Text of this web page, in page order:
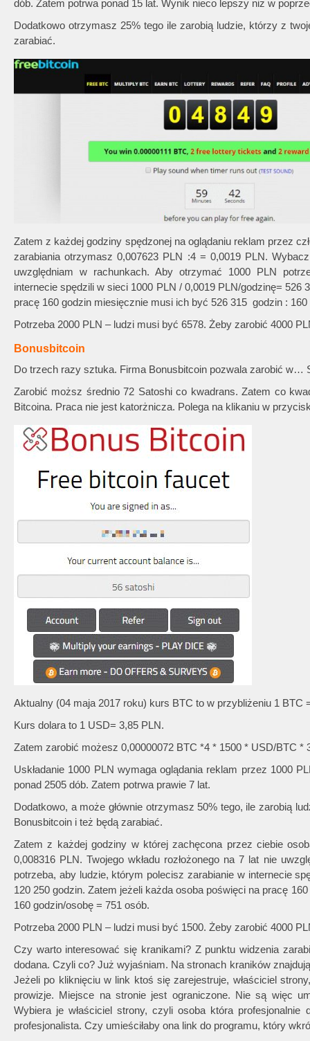
dób. Zatem potrwa ponad 15 lat. Wynik nieco lepszy niż w
Dodatkowo otrzymasz 25% tego ile zarobią ludzie, którzy z
zarabiać.
Zatem z każdej godziny spędzonej na oglądaniu reklam przez
zarabiania otrzymasz 0,007623 PLN :4 = 0,0019 PLN.
uwzględniam w rachunkach. Aby otrzymać 1000 PLN
internecie spędzili w sieci 1000 PLN / 0,0019 PLN/godzinę= 526
pracę 160 godzin miesięcznie musi ich być 526 315 godzin :
Potrzeba 2000 PLN – ludzi musi być 6578. Żeby zarobić 4000
Bonusbitcoin
Do trzech razy sztuka. Firma Bonusbitcoin pozwala zarobić w…
Zarobić moższ średnio 72 Satoshi co kwadrans. Zatem co
Bitcoina. Praca nie jest katorżnicza. Polega na klikaniu w
Aktualny (04 maja 2017 roku) kurs BTC to w przybliżeniu 1 BTC
Kurs dolara to 1 USD= 3,85 PLN.
Zatem zarobić możesz 0,00000072 BTC *4 * 1500 * USD/BTC *
Uskładanie 1000 PLN wymaga oglądania reklam przez 1000
ponad 2505 dób. Zatem potrwa prawie 7 lat.
Dodatkowo, a może głównie otrzymasz 50% tego, ile zarobią
Bonusbitcoin i też będą zarabiać.
Zatem z każdej godziny w której zachęcona przez ciebie
0,008316 PLN. Twojego wkładu rozłożonego na 7 lat nie
potrzeba, aby ludzie, którym polecisz zarabianie w internecie
120 250 godzin. Zatem jeżeli każda osoba poświęci na pracę
160 godzin/osobę = 751 osób.
Potrzeba 2000 PLN – ludzi musi być 1500. Żeby zarobić 4000
Czy warto interesować się kranikami? Z punktu widzenia
dodana. Czyli co? Już wyjaśniam. Na stronach kraników
Jeżeli po kliknięciu w link ktoś się zarejestruje, właściciel
prowizje. Miejsce na stronie jest ograniczone. Nie są więc
Wybiera je właściciel strony, czyli osoba która
profesjonalista. Czy umieściłaby ona link do programu, który